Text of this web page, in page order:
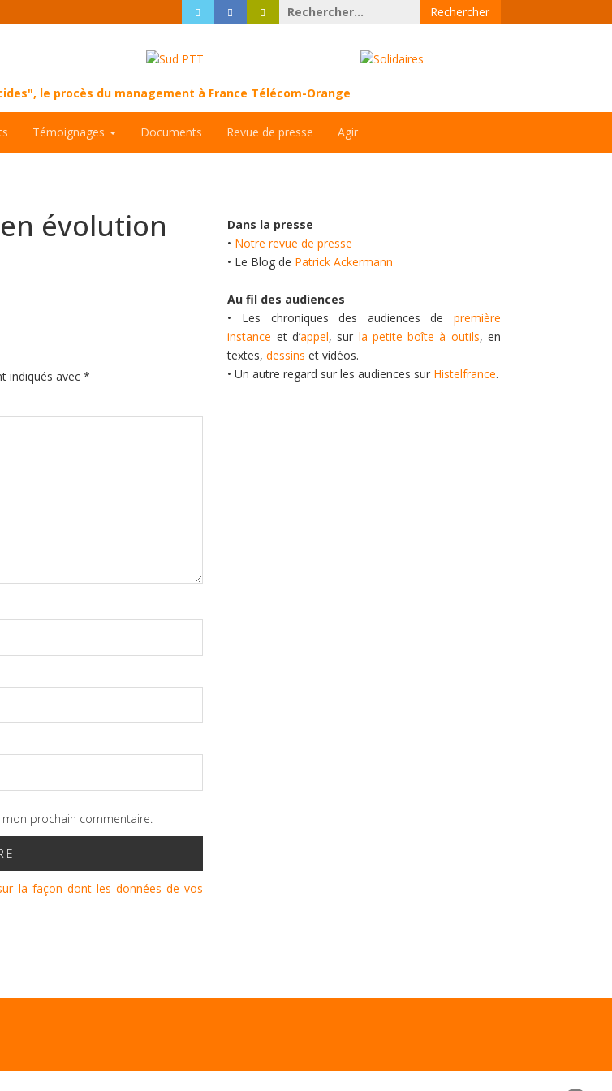
Rechercher :
le procès du management à France Télécom-Orange
Témoignages Documents Revue de presse Agir
évolution
indiqués avec *
prochain commentaire.
la façon dont les données de vos
Dans la presse
• Notre revue de presse
• Le Blog de Patrick Ackermann
Au fil des audiences
• Les chroniques des audiences de première
instance et d’appel, sur la petite boîte à outils, en
textes,dessins et vidéos.
• Un autre regard sur les audiences sur Histelfrance.